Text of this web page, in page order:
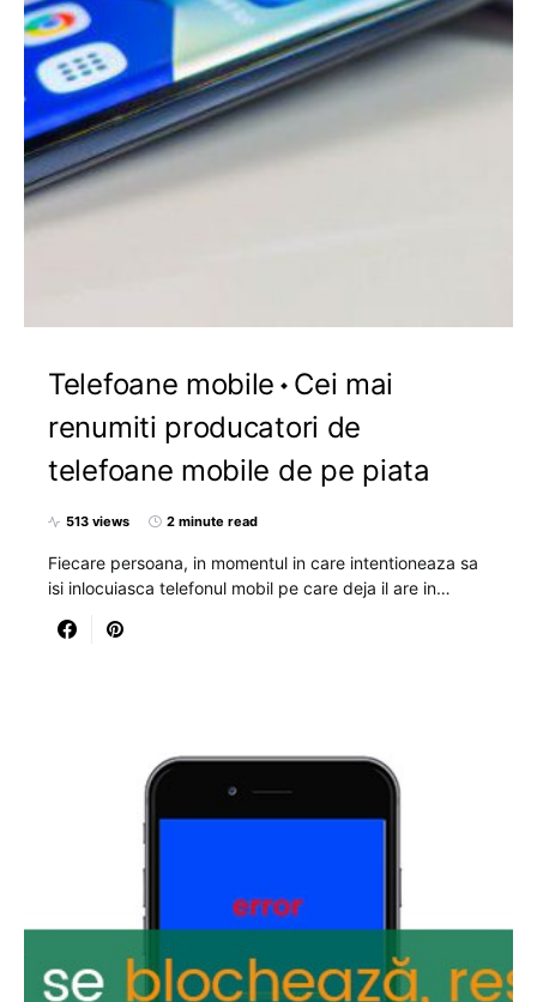
Telefoane mobile
Cei mai
renumiti producatori de
telefoane mobile de pe piata
513 views 2 minute read
Fiecare persoana, in momentul in care intentioneaza sa
isi inlocuiasca telefonul mobil pe care deja il are in…